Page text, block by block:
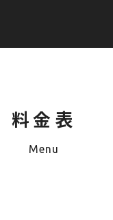
料金表
Menu